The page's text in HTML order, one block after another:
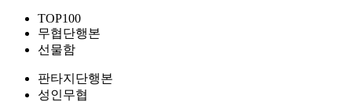
TOP100
무협단행본
선물함
판타지단행본
성인무협